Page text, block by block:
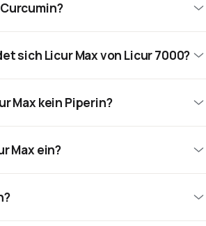
sich Licur Max von Licur 7000?
Max kein Piperin?
Max ein?